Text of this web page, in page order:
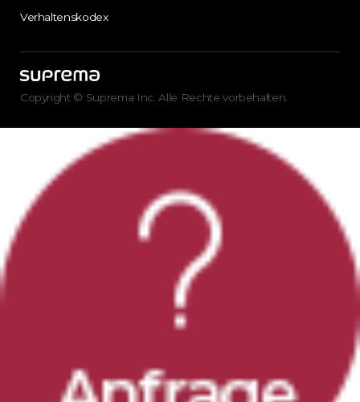
Verhaltenskodex
Copyright © Suprema Inc. Alle Rechte vorbehalten.